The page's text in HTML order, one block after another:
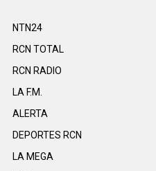
NTN24
RCN TOTAL
RCN RADIO
LA F.M.
ALERTA
DEPORTES RCN
LA MEGA